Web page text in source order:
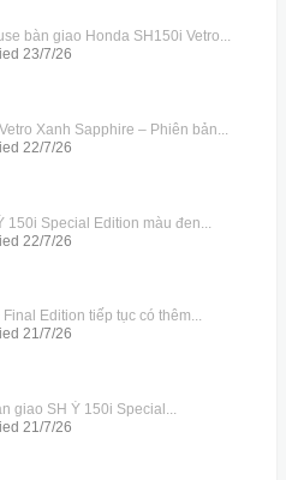
bàn giao Honda SH150i Vetro...
23/7/26
Xanh Sapphire – Phiên bản...
22/7/26
Special Edition màu đen...
22/7/26
Edition tiếp tục có thêm...
21/7/26
giao SH Ý 150i Special...
21/7/26